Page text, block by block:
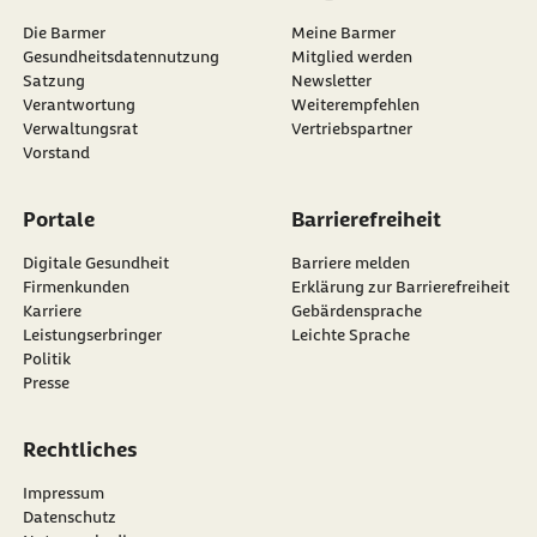
vom 23.06.2025):
Kognitive Flexibilität
Leibniz-Institut für Resilienzforschung (Abruf
vom 23.06.2025):
Resilienz
vom 23.06.2025):
Leibniz-Institut für Resilienzforschung (Abruf
vom 23.06.2025):
Sinn und Bedeutung im
Leben
Happiness Unpacked: Positive Emotions
Resilience
Die Barmer
Gesundheitsdatennutzung
Satzung
Verantwortung
Verwaltungsrat
Vorstand
Meine Barmer
Mitglied werden
Newsletter
externer Link:
Weiterempfehlen
Vertriebspartner
Portale
Digitale Gesundheit
Firmenkunden
Karriere
Leistungserbringer
Politik
Presse
Barrierefreiheit
Barriere melden
Erklärung zur Barrierefreiheit
Gebärdensprache
Leichte Sprache
Rechtliches
Impressum
Datenschutz